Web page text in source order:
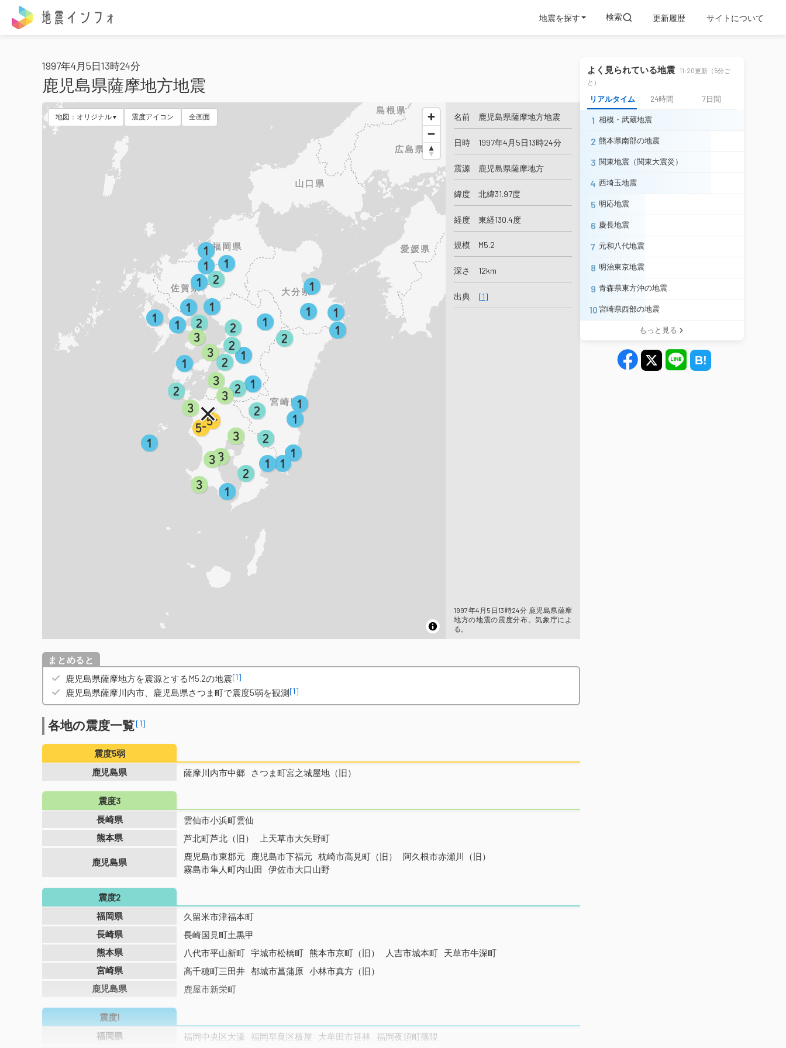
地震を探す 検索 更新履歴 サイトについて
1997年4月5日13時24分
鹿児島県薩摩地方地震
地図：オリジナル 震度アイコン 全画面 名前 鹿児島県薩摩地方地震
日時 1997年4月5日13時24分
震源 鹿児島県薩摩地方
緯度 北緯31.97度
経度 東経130.4度
規模 M5.2
深さ 12km
出典 [1]
1997年4月5日13時24分 鹿児島県薩摩
地方の地震の震度分布。気象庁によ
る。
概要
鹿児島県薩摩地方を震源とするM5.2の地震[1]
鹿児島県薩摩川内市、鹿児島県さつま町で震度5弱を観測[1]
各地の震度一覧[1]
震度5弱
鹿児島県
薩摩川内市中郷 さつま町宮之城屋地（旧）
震度3
長崎県
雲仙市小浜町雲仙
熊本県
芦北町芦北（旧） 上天草市大矢野町
鹿児島県
鹿児島市東郡元 鹿児島市下福元 枕崎市高見町（旧）
阿久根市赤瀬川（旧）
霧島市隼人町内山田
伊佐市大口山野
震度2
福岡県
久留米市津福本町
長崎県
長崎国見町土黒甲
熊本県
八代市平山新町 宇城市松橋町 熊本市京町（旧） 人吉市城本町
天草市牛深町
宮崎県
高千穂町三田井 都城市菖蒲原 小林市真方（旧）
鹿児島県
鹿屋市新栄町
震度1
福岡県
福岡中央区大濠 福岡早良区板屋 大牟田市笹林
福岡夜須町篠隈
よく見られている地震
11:20更新（5分ご
と）
リアルタイム 24時間 7日間
1 相模・武蔵地震
2 熊本県南部の地震
3 関東地震（関東大震災）
4 西埼玉地震
5 明応地震
6 慶長地震
7 元和八代地震
8 明治東京地震
9 青森県東方沖の地震
10宮崎県西部の地震
もっと見る